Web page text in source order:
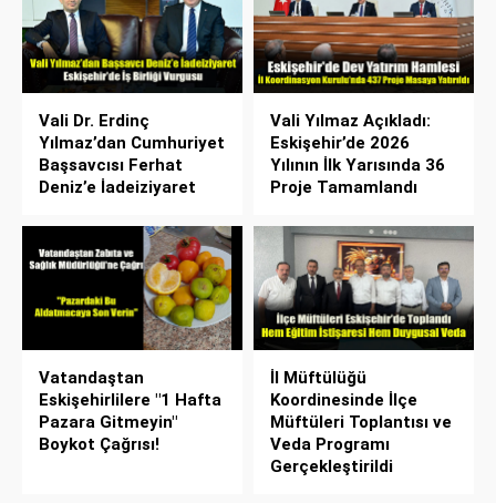
Vali Dr. Erdinç
Yılmaz’dan Cumhuriyet
Başsavcısı Ferhat
Deniz’e İadeiziyaret
Vali Yılmaz Açıkladı:
Eskişehir’de 2026
Yılının İlk Yarısında 36
Proje Tamamlandı
Vatandaştan
Eskişehirlilere "1 Hafta
Pazara Gitmeyin"
Boykot Çağrısı!
İl Müftülüğü
Koordinesinde İlçe
Müftüleri Toplantısı ve
Veda Programı
Gerçekleştirildi